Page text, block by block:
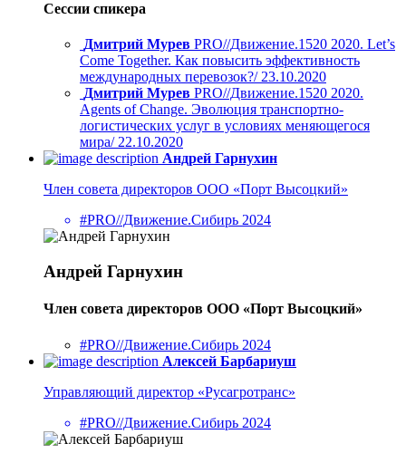
Сессии спикера
Дмитрий Мурев PRO//Движение.1520 2020. Let’s
Come Together. Как повысить эффективность
международных перевозок?/ 23.10.2020
Дмитрий Мурев PRO//Движение.1520 2020.
Agents of Change. Эволюция транспортно-
логистических услуг в условиях меняющегося
мира/ 22.10.2020
Андрей Гарнухин
Член совета директоров ООО «Порт Высоцкий»
#PRO//Движение.Сибирь 2024
Андрей Гарнухин
Член совета директоров ООО «Порт Высоцкий»
#PRO//Движение.Сибирь 2024
Алексей Барбариуш
Управляющий директор «Русагротранс»
#PRO//Движение.Сибирь 2024